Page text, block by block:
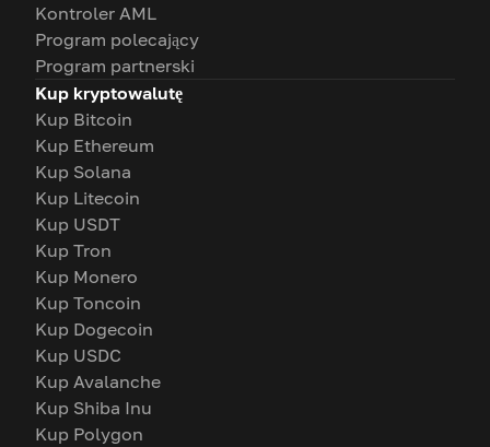
Kontroler AML
Program polecający
Program partnerski
Kup kryptowalutę
Kup Bitcoin
Kup Ethereum
Kup Solana
Kup Litecoin
Kup USDT
Kup Tron
Kup Monero
Kup Toncoin
Kup Dogecoin
Kup USDC
Kup Avalanche
Kup Shiba Inu
Kup Polygon